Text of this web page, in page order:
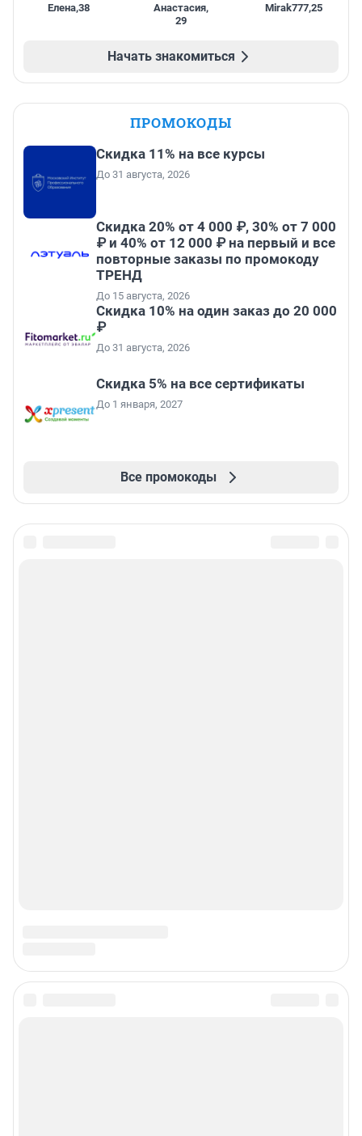
Елена,38 Анастасия,
29
Mirak777,25
Начать знакомиться
ПРОМОКОДЫ
Скидка 11% на все курсы
До 31 августа, 2026
Скидка 20% от 4 000 ₽, 30% от 7 000
₽ и 40% от 12 000 ₽ на первый и все
повторные заказы по промокоду
ТРЕНД
До 15 августа, 2026
Скидка 10% на один заказ до 20 000
₽
До 31 августа, 2026
Скидка 5% на все сертификаты
До 1 января, 2027
Все промокоды